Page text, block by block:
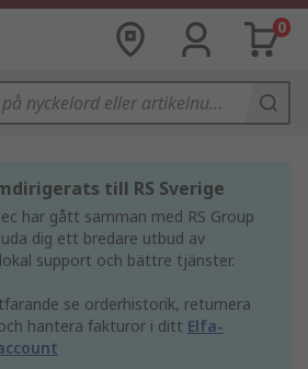
0
till RS Sverige
har gått samman med RS Group
dig ett bredare utbud av
support och bättre tjänster.
se orderhistorik, returnera
hantera fakturor i ditt Elfa-